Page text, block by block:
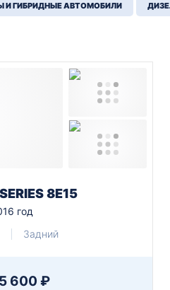
И ГИБРИДНЫЕ АВТОМОБИЛИ
8E15
год
Задний
600 ₽